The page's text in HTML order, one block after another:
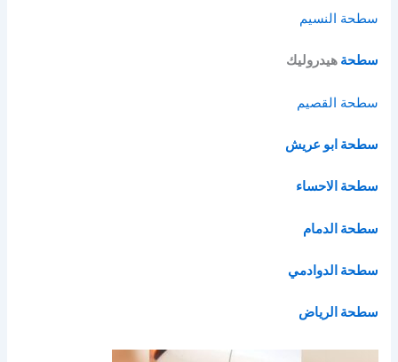
سطحة النسيم
سطحة هيدروليك
سطحة القصيم
سطحة ابو عريش
سطحة الاحساء
سطحة الدمام
سطحة الدوادمي
سطحة الرياض